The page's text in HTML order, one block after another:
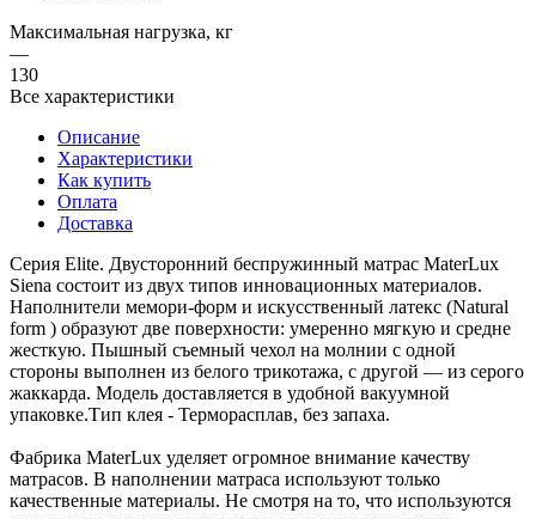
Максимальная нагрузка, кг
—
130
Все характеристики
Описание
Характеристики
Как купить
Оплата
Доставка
Серия Elite. Двусторонний беспружинный матрас MaterLux
Siena состоит из двух типов инновационных материалов.
Наполнители мемори-форм и искусственный латекс (Natural
form ) образуют две поверхности: умеренно мягкую и средне
жесткую. Пышный съемный чехол на молнии с одной
стороны выполнен из белого трикотажа, с другой — из серого
жаккарда. Модель доставляется в удобной вакуумной
упаковке.Тип клея - Терморасплав, без запаха.
Фабрика MaterLux уделяет огромное внимание качеству
матрасов. В наполнении матраса используют только
качественные материалы. Не смотря на то, что используются